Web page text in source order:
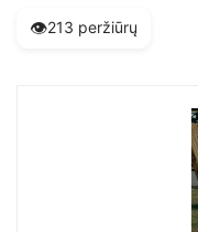
👁️213 peržiūrų